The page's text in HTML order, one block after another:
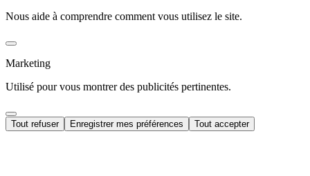
Nous aide à comprendre comment vous utilisez le site.
Marketing
Utilisé pour vous montrer des publicités pertinentes.
Tout refuser Enregistrer mes préférences Tout accepter